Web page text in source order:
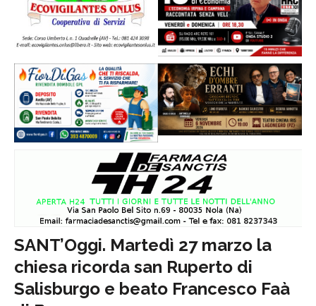
SANT’Oggi. Martedì 27 marzo la
chiesa ricorda san Ruperto di
Salisburgo e beato Francesco Faà